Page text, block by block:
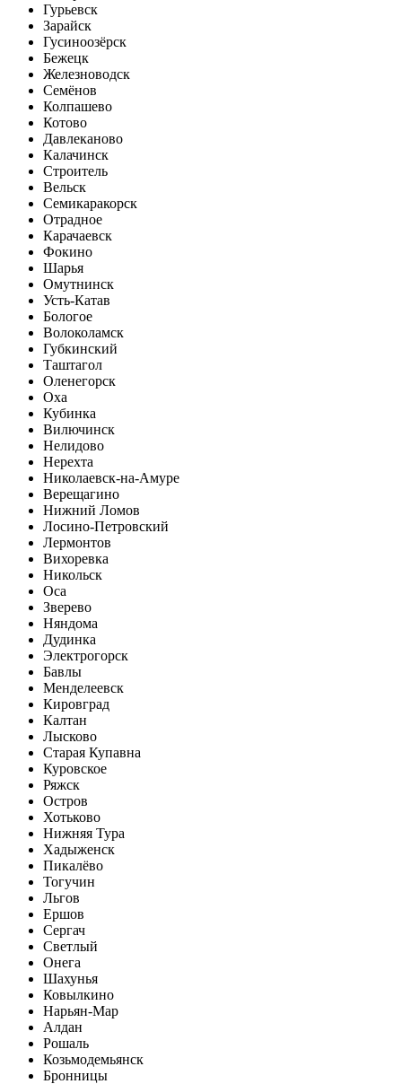
Гурьевск
Зарайск
Гусиноозёрск
Бежецк
Железноводск
Семёнов
Колпашево
Котово
Давлеканово
Калачинск
Строитель
Вельск
Семикаракорск
Отрадное
Карачаевск
Фокино
Шарья
Омутнинск
Усть-Катав
Бологое
Волоколамск
Губкинский
Таштагол
Оленегорск
Оха
Кубинка
Вилючинск
Нелидово
Нерехта
Николаевск-на-Амуре
Верещагино
Нижний Ломов
Лосино-Петровский
Лермонтов
Вихоревка
Никольск
Оса
Зверево
Няндома
Дудинка
Электрогорск
Бавлы
Менделеевск
Кировград
Калтан
Лысково
Старая Купавна
Куровское
Ряжск
Остров
Хотьково
Нижняя Тура
Хадыженск
Пикалёво
Тогучин
Льгов
Ершов
Сергач
Светлый
Онега
Шахунья
Ковылкино
Нарьян-Мар
Алдан
Рошаль
Козьмодемьянск
Бронницы